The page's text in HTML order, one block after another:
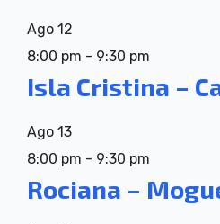
Ago 12
8:00 pm - 9:30 pm
Isla Cristina –
Ago 13
8:00 pm - 9:30 pm
Rociana –